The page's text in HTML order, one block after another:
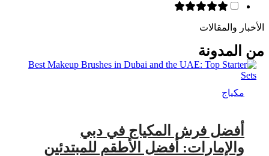
الأخبار والمقالات
من المدونة
مكياج
أفضل فرش المكياج في دبي
والإمارات: أفضل الأطقم للمبتدئين